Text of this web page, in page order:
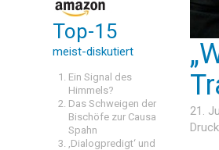
Top-15
meist-diskutiert
Ein Signal des
Himmels?
Das Schweigen der
Bischöfe zur Causa
Spahn
‚Dialogpredigt‘ und
21.